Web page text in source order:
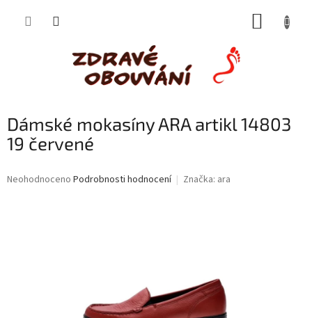
Dámské mokasíny ARA artikl 14803
19 červené
Průměrné
Neohodnoceno Podrobnosti hodnocení Značka: ara